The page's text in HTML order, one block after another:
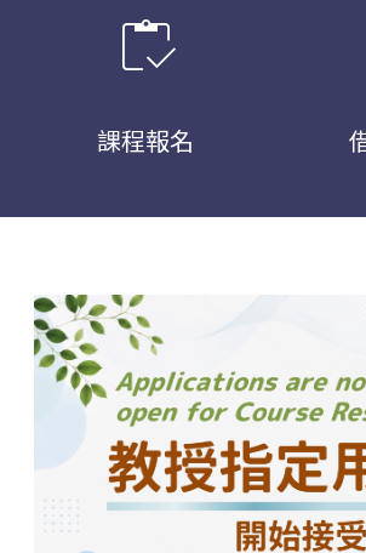
inventory
課程報名